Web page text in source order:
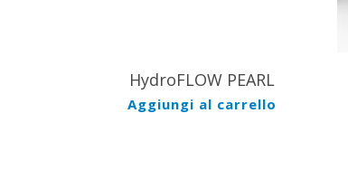
HydroFLOW PEARL
Aggiungi al carrello